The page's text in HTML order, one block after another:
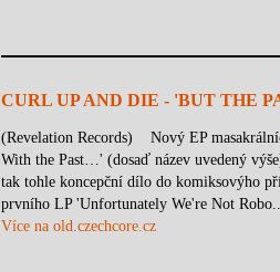
CURL UP AND DIE - 'BUT THE
(Revelation Records) Nový EP
With the Past…' (dosaď název uvedený
tak tohle koncepční dílo do komiksovýho
prvního LP 'Unfortunately We're Not
Více na old.czechcore.cz